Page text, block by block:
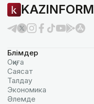
KAZINFORM
Бөлімдер
Оқиға
Саясат
Талдау
Экономика
Әлемде